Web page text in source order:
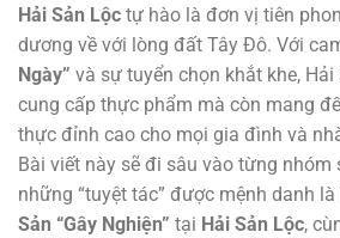
Hải Sản Lộc tự hào là đơn vị tiên
dương về với lòng đất Tây Đô. Với
Ngày” và sự tuyển chọn khắt khe,
cung cấp thực phẩm mà còn mang
thực đỉnh cao cho mọi gia đình và
Bài viết này sẽ đi sâu vào từng
những “tuyệt tác” được mệnh danh là
Sản “Gây Nghiện” tại Hải Sản Lộc,